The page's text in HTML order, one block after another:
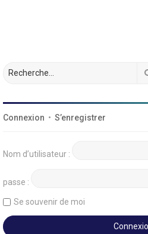
Connexion • S’enregistrer
Nom d’utilisateur :
passe :
Se souvenir de moi